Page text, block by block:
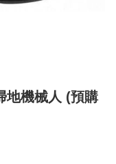
機械人 (預購